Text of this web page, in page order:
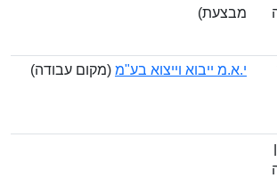
מבצעת)
י.א.מ ייבוא וייצוא בע"מ(מקום עבודה)